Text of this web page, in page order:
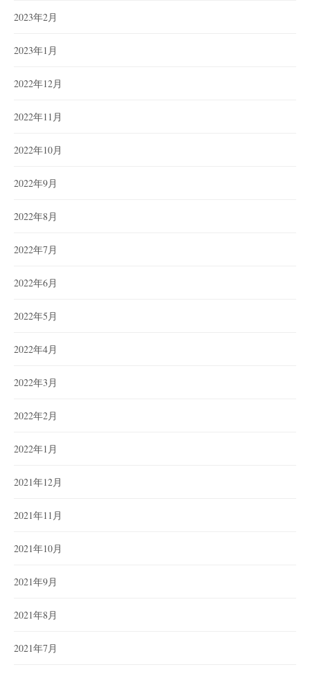
2023年2月
2023年1月
2022年12月
2022年11月
2022年10月
2022年9月
2022年8月
2022年7月
2022年6月
2022年5月
2022年4月
2022年3月
2022年2月
2022年1月
2021年12月
2021年11月
2021年10月
2021年9月
2021年8月
2021年7月